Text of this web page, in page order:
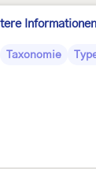
Informationen
Taxonomie